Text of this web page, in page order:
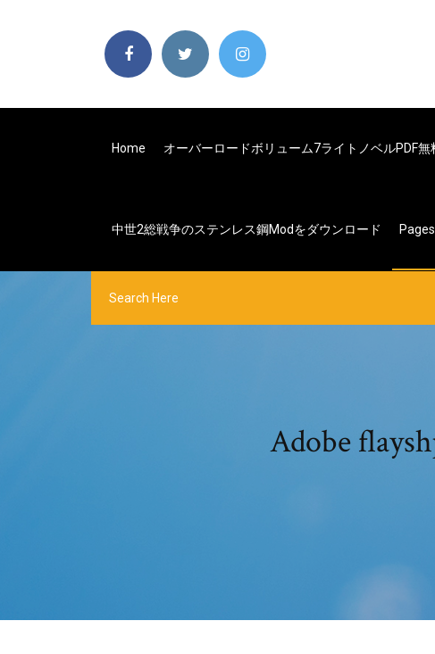
Home オーバーロードボリューム7ライトノベルPDF無
中世2総戦争のステンレス鋼modをダウンロード Pages
Adobe